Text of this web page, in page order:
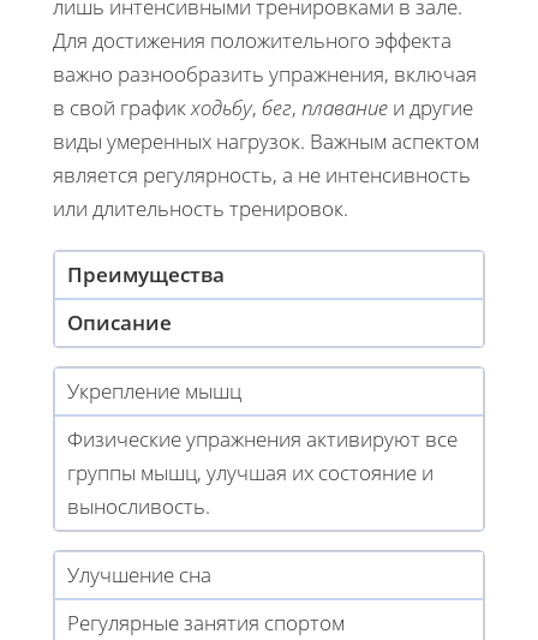
лишь интенсивными тренировками в зале.
Для достижения положительного эффекта
важно разнообразить упражнения, включая
в свой графикходьбу, бег, плавание и другие
виды умеренных нагрузок. Важным аспектом
является регулярность, а не интенсивность
или длительность тренировок.
Преимущества
Описание
Укрепление мышц
Физические упражнения активируют все
группы мышц, улучшая их состояние и
выносливость.
Улучшение сна
Регулярные занятия спортом